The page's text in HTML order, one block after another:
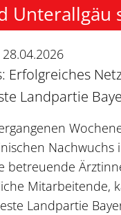
Unterallgäu
28.04.2026
Erfolgreiches
Landpartie
Nachwuchs
betreuende
Mitarbeitende,
Landpartie